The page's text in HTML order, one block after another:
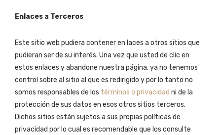
Enlaces a Terceros
Este sitio web pudiera contener en laces a otros sitios que
pudieran ser de su interés. Una vez que usted de clic en
estos enlaces y abandone nuestra página, ya no tenemos
control sobre al sitio al que es redirigido y por lo tanto no
somos responsables de los términos o privacidad ni de la
protección de sus datos en esos otros sitios terceros.
Dichos sitios están sujetos a sus propias políticas de
privacidad por lo cual es recomendable que los consulte